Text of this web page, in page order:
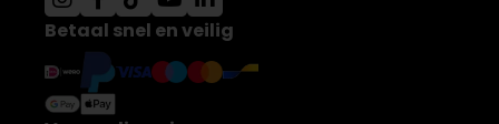
Betaal snel en veilig